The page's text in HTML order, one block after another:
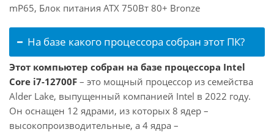
mP65, Блок питания ATX 750Вт 80+ Bronze
На базе какого процессора собран этот ПК?
Этот компьютер собран на базе процессора Intel
Core i7-12700F – это мощный процессор из семейства
Alder Lake, выпущенный компанией Intel в 2022 году.
Он оснащен 12 ядрами, из которых 8 ядер –
высокопроизводительные, а 4 ядра –